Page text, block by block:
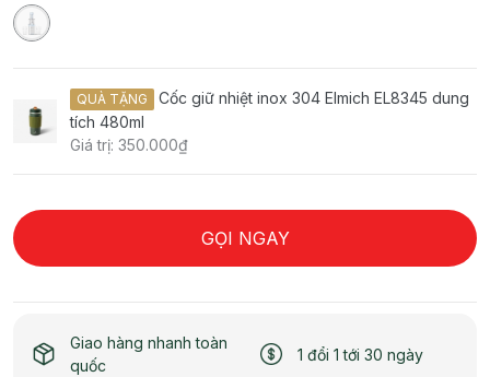
QUÀ TẶNG
Cốc giữ nhiệt inox 304 Elmich EL8345 dung
tích 480ml
Giá trị: 350.000₫
GỌI NGAY
Giao hàng nhanh toàn
quốc
1 đổi 1 tới 30 ngày